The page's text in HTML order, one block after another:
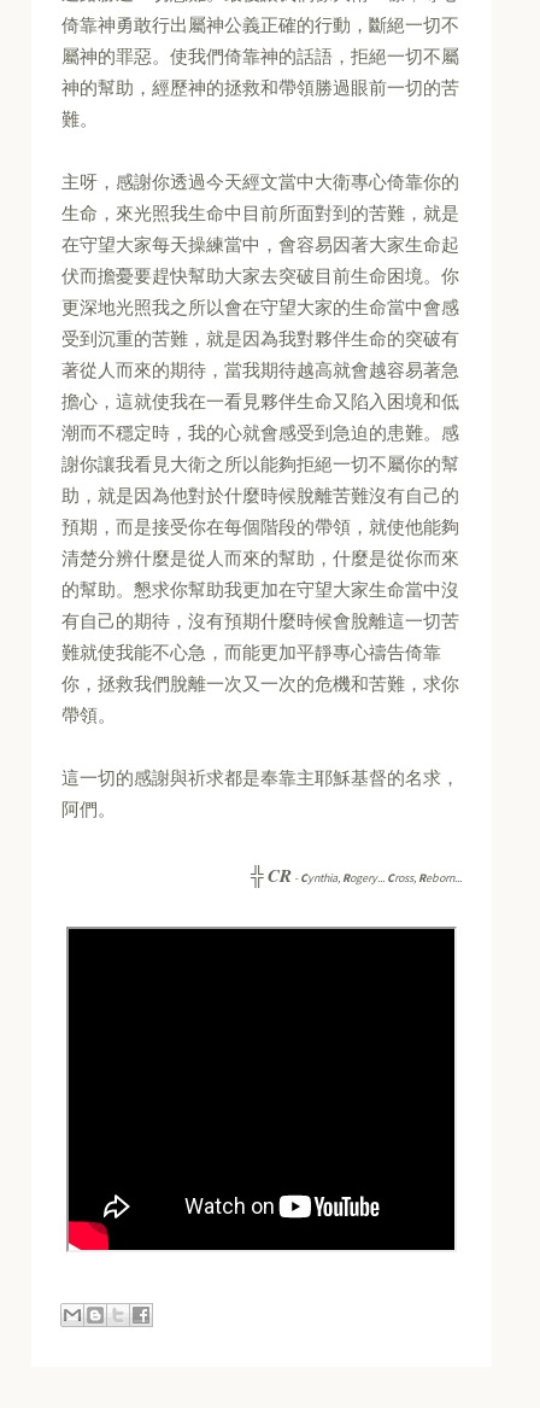
倚靠神勇敢行出屬神公義正確的行動，斷絕一切不
屬神的罪惡。使我們倚靠神的話語，拒絕一切不屬
神的幫助，經歷神的拯救和帶領勝過眼前一切的苦
難。
主呀，感謝你透過今天經文當中大衛專心倚靠你的
生命，來光照我生命中目前所面對到的苦難，就是
在守望大家每天操練當中，會容易因著大家生命起
伏而擔憂要趕快幫助大家去突破目前生命困境。你
更深地光照我之所以會在守望大家的生命當中會感
受到沉重的苦難，就是因為我對夥伴生命的突破有
著從人而來的期待，當我期待越高就會越容易著急
擔心，這就使我在一看見夥伴生命又陷入困境和低
潮而不穩定時，我的心就會感受到急迫的患難。感
謝你讓我看見大衛之所以能夠拒絕一切不屬你的幫
助，就是因為他對於什麼時候脫離苦難沒有自己的
預期，而是接受你在每個階段的帶領，就使他能夠
清楚分辨什麼是從人而來的幫助，什麼是從你而來
的幫助。懇求你幫助我更加在守望大家生命當中沒
有自己的期待，沒有預期什麼時候會脫離這一切苦
難就使我能不心急，而能更加平靜專心禱告倚靠
你，拯救我們脫離一次又一次的危機和苦難，求你
帶領。
這一切的感謝與祈求都是奉靠主耶穌基督的名求，
阿們。
╬CR -Cynthia, Rogery... Cross, Reborn...